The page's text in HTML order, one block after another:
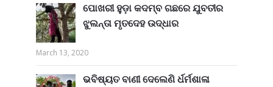
ପୋଖରୀ ହୁଡ଼ା କଦମ୍ବ ଗଛରେ ଯୁବତୀର
ଝୁଲନ୍ତା ମୃତଦେହ ଉଦ୍ଧାର
March 13, 2020
ଭବିଷ୍ୟତ ବାଣୀ ଦେଲେଣି ର୍ଧର୍ମଶାଳା